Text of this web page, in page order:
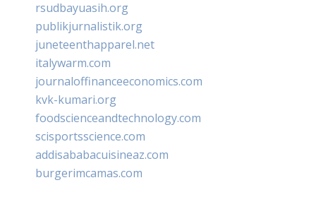
rsudbayuasih.org
publikjurnalistik.org
juneteenthapparel.net
italywarm.com
journaloffinanceeconomics.com
kvk-kumari.org
foodscienceandtechnology.com
scisportsscience.com
addisababacuisineaz.com
burgerimcamas.com